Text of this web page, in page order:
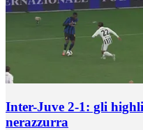
Inter-Juve 2-1: gli
nerazzurra